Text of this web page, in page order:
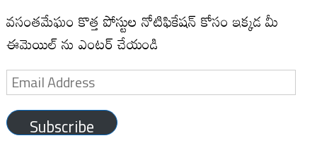
వసంతమేఘం కొత్త పోస్టుల నోటిఫికేషన్ కోసం ఇక్కడ మీ
ఈమెయిల్ ను ఎంటర్ చేయండి
Email
Address
Subscribe